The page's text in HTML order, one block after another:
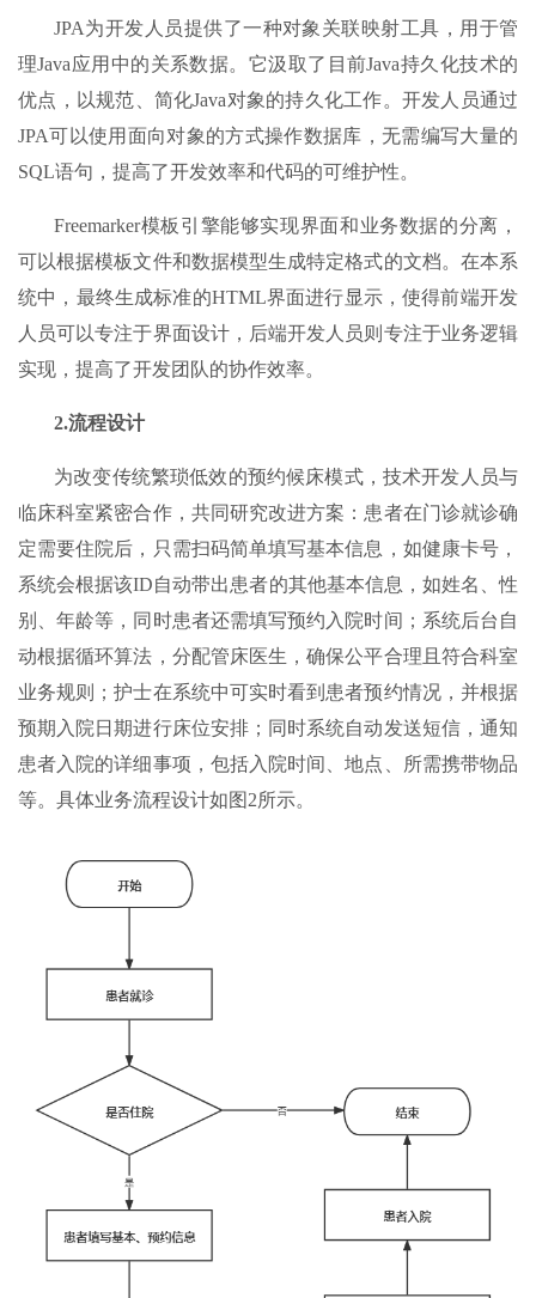
JPA为开发人员提供了一种对象关联映射工具，用于管
理Java应用中的关系数据。它汲取了目前Java持久化技术的
优点，以规范、简化Java对象的持久化工作。开发人员通过
JPA可以使用面向对象的方式操作数据库，无需编写大量的
SQL语句，提高了开发效率和代码的可维护性。
Freemarker模板引擎能够实现界面和业务数据的分离，
可以根据模板文件和数据模型生成特定格式的文档。在本系
统中，最终生成标准的HTML界面进行显示，使得前端开发
人员可以专注于界面设计，后端开发人员则专注于业务逻辑
实现，提高了开发团队的协作效率。
2.流程设计
为改变传统繁琐低效的预约候床模式，技术开发人员与
临床科室紧密合作，共同研究改进方案：患者在门诊就诊确
定需要住院后，只需扫码简单填写基本信息，如健康卡号，
系统会根据该ID自动带出患者的其他基本信息，如姓名、性
别、年龄等，同时患者还需填写预约入院时间；系统后台自
动根据循环算法，分配管床医生，确保公平合理且符合科室
业务规则；护士在系统中可实时看到患者预约情况，并根据
预期入院日期进行床位安排；同时系统自动发送短信，通知
患者入院的详细事项，包括入院时间、地点、所需携带物品
等。具体业务流程设计如图2所示。